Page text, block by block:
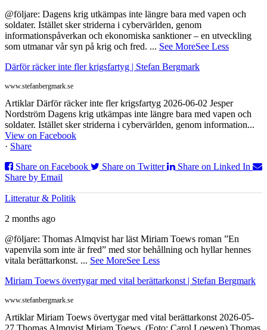
@följare: Dagens krig utkämpas inte längre bara med vapen och
soldater. Istället sker striderna i cybervärlden, genom
informationspåverkan och ekonomiska sanktioner – en utveckling
som utmanar vår syn på krig och fred. ... See MoreSee Less
Därför räcker inte fler krigsfartyg | Stefan Bergmark
www.stefanbergmark.se
Artiklar Därför räcker inte fler krigsfartyg 2026-06-02 Jesper
Nordström Dagens krig utkämpas inte längre bara med vapen och
soldater. Istället sker striderna i cybervärlden, genom information...
View on Facebook
· Share
Share on Facebook
Share on Twitter
Share on Linked In
Share by Email
Litteratur & Politik
2 months ago
@följare: Thomas Almqvist har läst Miriam Toews roman ”En
vapenvila som inte är fred” med stor behållning och hyllar hennes
vitala berättarkonst. ... See MoreSee Less
Miriam Toews övertygar med vital berättarkonst | Stefan Bergmark
www.stefanbergmark.se
Artiklar Miriam Toews övertygar med vital berättarkonst 2026-05-